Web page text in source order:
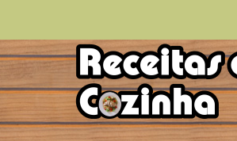
Skip
to
content